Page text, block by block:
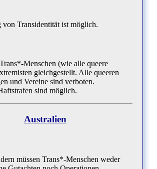
von Transidentität ist möglich.
Menschen (wie alle queere
gleichgestellt. Alle queeren
und Vereine sind verboten.
sind möglich.
Australien
müssen Trans*-Menschen weder